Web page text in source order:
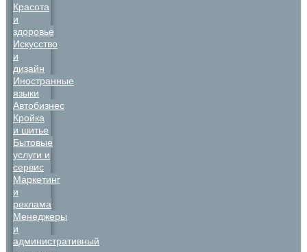
Красота
и
здоровье
Искусство
и
дизайн
Иностранные
языки
Автобизнес
Кройка
и шитье
Бытовые
услуги и
сервис
Маркетинг
и
реклама
Менеджеры
и
административный